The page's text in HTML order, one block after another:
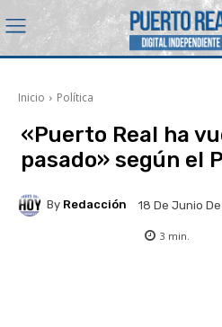
Inicio Política
«Puerto Real ha
pasado» según el
By Redacción 18 De Junio
3 min.